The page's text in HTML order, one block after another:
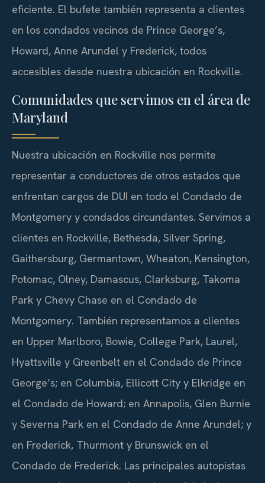
eficiente. El bufete también representa a clientes
en los condados vecinos de Prince George’s,
Howard, Anne Arundel y Frederick, todos
accesibles desde nuestra ubicación en Rockville.
Comunidades que servimos en el área de
Maryland
Nuestra ubicación en Rockville nos permite
representar a conductores de otros estados que
enfrentan cargos de DUI en todo el Condado de
Montgomery y condados circundantes. Servimos a
clientes en Rockville, Bethesda, Silver Spring,
Gaithersburg, Germantown, Wheaton, Kensington,
Potomac, Olney, Damascus, Clarksburg, Takoma
Park y Chevy Chase en el Condado de
Montgomery. También representamos a clientes
en Upper Marlboro, Bowie, College Park, Laurel,
Hyattsville y Greenbelt en el Condado de Prince
George’s; en Columbia, Ellicott City y Elkridge en
el Condado de Howard; en Annapolis, Glen Burnie
y Severna Park en el Condado de Anne Arundel; y
en Frederick, Thurmont y Brunswick en el
Condado de Frederick. Las principales autopistas